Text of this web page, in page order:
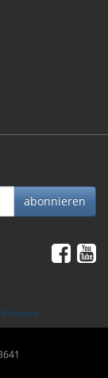
abonnieren
Versand